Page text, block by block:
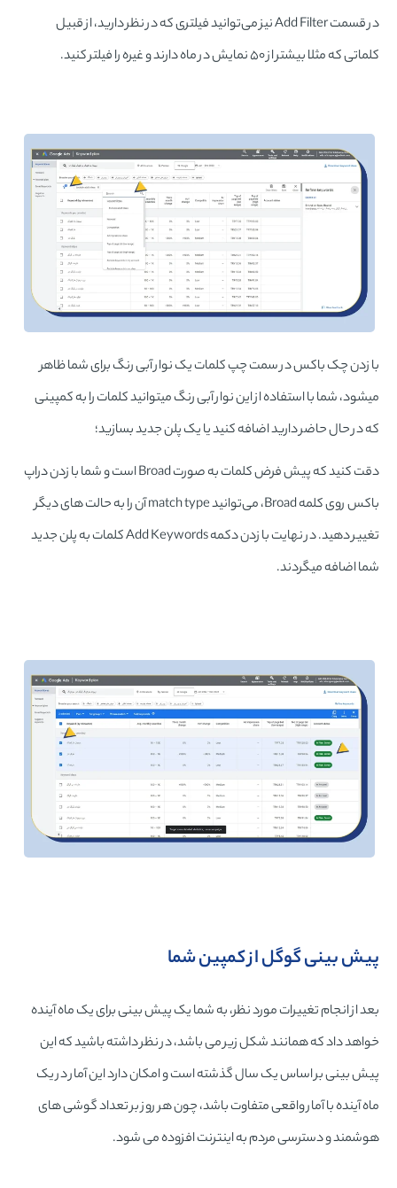
در قسمت Add Filter نیز می‌توانید فیلتری که در نظر دارید، از قبیل
کلماتی که مثلا بیشتر از ۵۰ نمایش در ماه دارند و غیره را فیلتر کنید.
با زدن چک باکس در سمت چپ کلمات یک نوار آبی رنگ برای شما ظاهر
میشود، شما با استفاده از این نوار آبی رنگ میتوانید کلمات را به کمپینی
که در حال حاضر دارید اضافه کنید یا یک پلن جدید بسازید؛
دقت کنید که پیش فرض کلمات به صورت Broad است و شما با زدن دراپ
باکس روی کلمه Broad، می‌توانید match type آن را به حالت های دیگر
تغییر دهید. در نهایت با زدن دکمه Add Keywords کلمات به پلن جدید
شما اضافه میگردند.
پیش بینی گوگل از کمپین شما
بعد از انجام تغییرات مورد نظر، به شما یک پیش بینی برای یک ماه آینده
خواهد داد که همانند شکل زیر می باشد، در نظر داشته باشید که این
پیش بینی بر اساس یک سال گذشته است و امکان دارد این آمار در یک
ماه آینده با آمار واقعی متفاوت باشد، چون هر روز بر تعداد گوشی های
هوشمند و دسترسی مردم به اینترنت افزوده می شود.